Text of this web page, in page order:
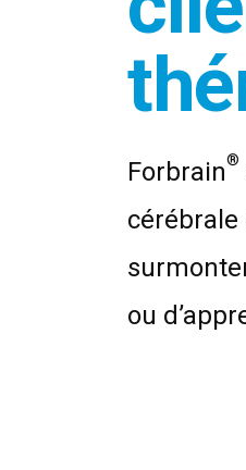
Forbrain®
cérébrale
ou